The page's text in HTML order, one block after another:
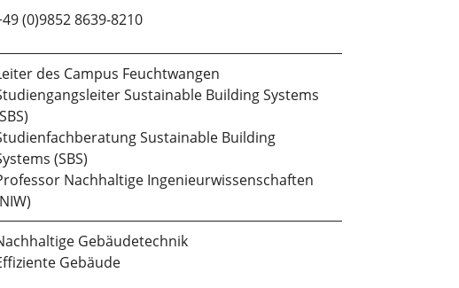
(0)9852 8639-8210
des Campus Feuchtwangen
Sustainable Building Systems
Sustainable Building
(SBS)
Nachhaltige Ingenieurwissenschaften
Gebäudetechnik
Gebäude